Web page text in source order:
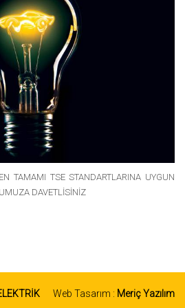
TAMAMI TSE STANDARTLARINA UYGUN
DAVETLİSİNİZ
Web Tasarım : Meriç Yazılım